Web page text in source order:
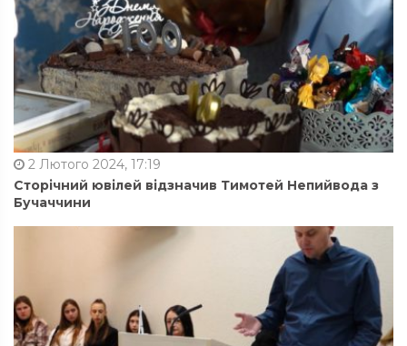
2 Лютого 2024, 17:19
Сторічний ювілей відзначив Тимотей Непийвода з
Бучаччини